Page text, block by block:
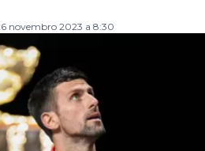
novembro 2023 a 8:30